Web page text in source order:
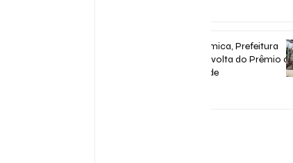
Após polêmica, Prefeitura
confirma volta do Prêmio de
Assiduidade